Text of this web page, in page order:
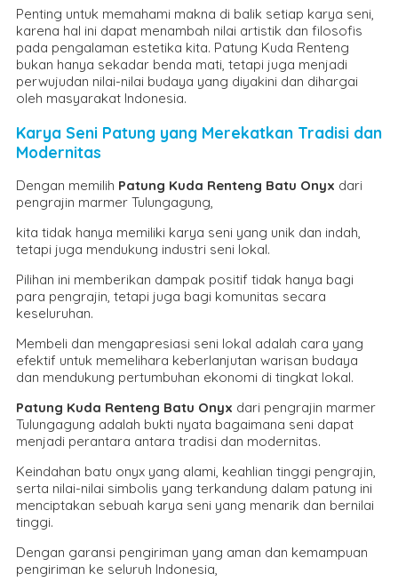
Penting untuk memahami makna di balik setiap karya seni,
karena hal ini dapat menambah nilai artistik dan filosofis
pada pengalaman estetika kita. Patung Kuda Renteng
bukan hanya sekadar benda mati, tetapi juga menjadi
perwujudan nilai-nilai budaya yang diyakini dan dihargai
oleh masyarakat Indonesia.
Karya Seni Patung yang Merekatkan Tradisi dan
Modernitas
Dengan memilih Patung Kuda Renteng Batu Onyx dari
pengrajin marmer Tulungagung,
kita tidak hanya memiliki karya seni yang unik dan indah,
tetapi juga mendukung industri seni lokal.
Pilihan ini memberikan dampak positif tidak hanya bagi
para pengrajin, tetapi juga bagi komunitas secara
keseluruhan.
Membeli dan mengapresiasi seni lokal adalah cara yang
efektif untuk memelihara keberlanjutan warisan budaya
dan mendukung pertumbuhan ekonomi di tingkat lokal.
Patung Kuda Renteng Batu Onyx dari pengrajin marmer
Tulungagung adalah bukti nyata bagaimana seni dapat
menjadi perantara antara tradisi dan modernitas.
Keindahan batu onyx yang alami, keahlian tinggi pengrajin,
serta nilai-nilai simbolis yang terkandung dalam patung ini
menciptakan sebuah karya seni yang menarik dan bernilai
tinggi.
Dengan garansi pengiriman yang aman dan kemampuan
pengiriman ke seluruh Indonesia,